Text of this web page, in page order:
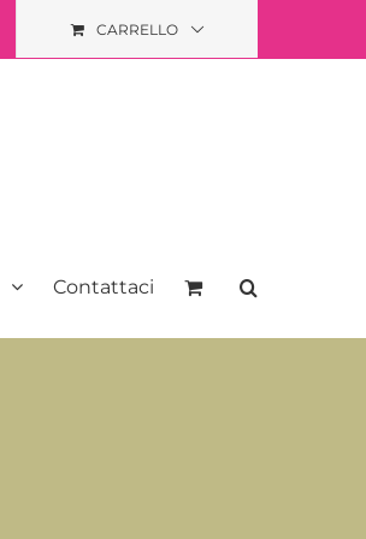
CARRELLO
Contattaci